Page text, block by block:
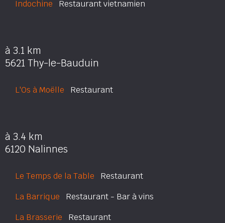
Indochine Restaurant vietnamien
à 3.1 km
5621 Thy-le-Bauduin
L'Os à Moëlle Restaurant
à 3.4 km
6120 Nalinnes
Le Temps de la Table Restaurant
La Barrique Restaurant - Bar à vins
La Brasserie Restaurant